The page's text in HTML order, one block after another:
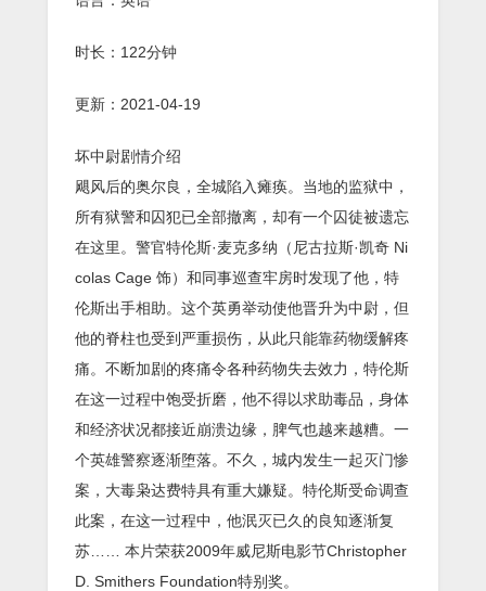
时长：122分钟
更新：2021-04-19
坏中尉剧情介绍
飓风后的奥尔良，全城陷入瘫痪。当地的监狱中，
所有狱警和囚犯已全部撤离，却有一个囚徒被遗忘
在这里。警官特伦斯·麦克多纳（尼古拉斯·凯奇 Ni
colas Cage 饰）和同事巡查牢房时发现了他，特
伦斯出手相助。这个英勇举动使他晋升为中尉，但
他的脊柱也受到严重损伤，从此只能靠药物缓解疼
痛。不断加剧的疼痛令各种药物失去效力，特伦斯
在这一过程中饱受折磨，他不得以求助毒品，身体
和经济状况都接近崩溃边缘，脾气也越来越糟。一
个英雄警察逐渐堕落。不久，城内发生一起灭门惨
案，大毒枭达费特具有重大嫌疑。特伦斯受命调查
此案，在这一过程中，他泯灭已久的良知逐渐复
苏…… 本片荣获2009年威尼斯电影节Christopher
D. Smithers Foundation特别奖。